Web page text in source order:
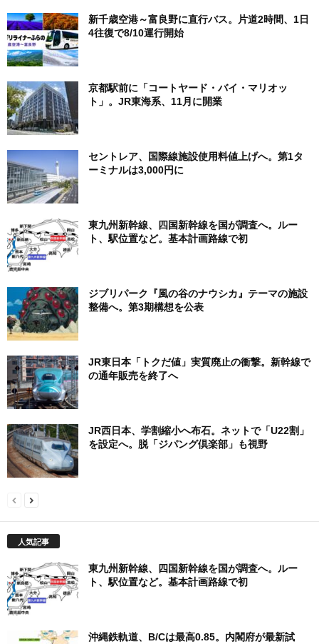
新千歳空港～富良野に直行バス。片道2時間、1日
4往復で8/10運行開始
京都駅前に「コートヤード・バイ・マリオッ
ト」。JR東海系、11月に開業
セントレア、国際線施設使用料値上げへ。第1タ
ーミナルは3,000円に
東九州新幹線、四国新幹線を国が調査へ。ルー
ト、駅位置など。基本計画路線で初
ジブリパーク『風の谷のナウシカ』テーマの施設
整備へ。第3期構想を公表
JR東日本「トクだ値」実質廃止の衝撃。新幹線で
の通年販売を終了へ
JR西日本、学割縮小へ布石。ネットで「U22割」
を設定へ。脱「ジパング倶楽部」も視野
人気記事
東九州新幹線、四国新幹線を国が調査へ。ルー
ト、駅位置など。基本計画路線で初
沖縄鉄軌道、B/Cは最高0.85。内閣府が最新試